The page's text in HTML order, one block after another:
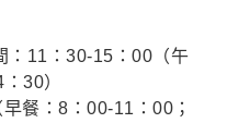
：11：30-15：00（午
30）
餐：8：00-11：00；